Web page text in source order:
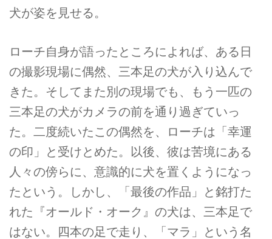
犬が姿を見せる。
ローチ自身が語ったところによれば、ある日
の撮影現場に偶然、三本足の犬が入り込んで
きた。そしてまた別の現場でも、もう一匹の
三本足の犬がカメラの前を通り過ぎていっ
た。二度続いたこの偶然を、ローチは「幸運
の印」と受けとめた。以後、彼は苦境にある
人々の傍らに、意識的に犬を置くようになっ
たという。しかし、「最後の作品」と銘打た
れた『オールド・オーク』の犬は、三本足で
はない。四本の足で走り、「マラ」という名